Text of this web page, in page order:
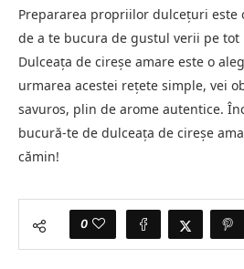
Prepararea propriilor dulcețuri este
de a te bucura de gustul verii pe
Dulceața de cireșe amare este o
urmarea acestei rețete simple, vei
savuros, plin de arome autentice.
bucură-te de dulceața de cireșe
cămin!
0